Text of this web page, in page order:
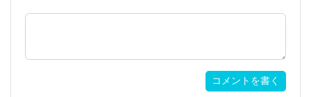
コメントを書く